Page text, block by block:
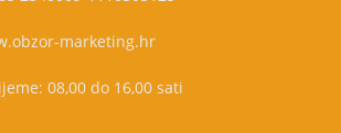
marketing.hr
08,00 do 16,00 sati